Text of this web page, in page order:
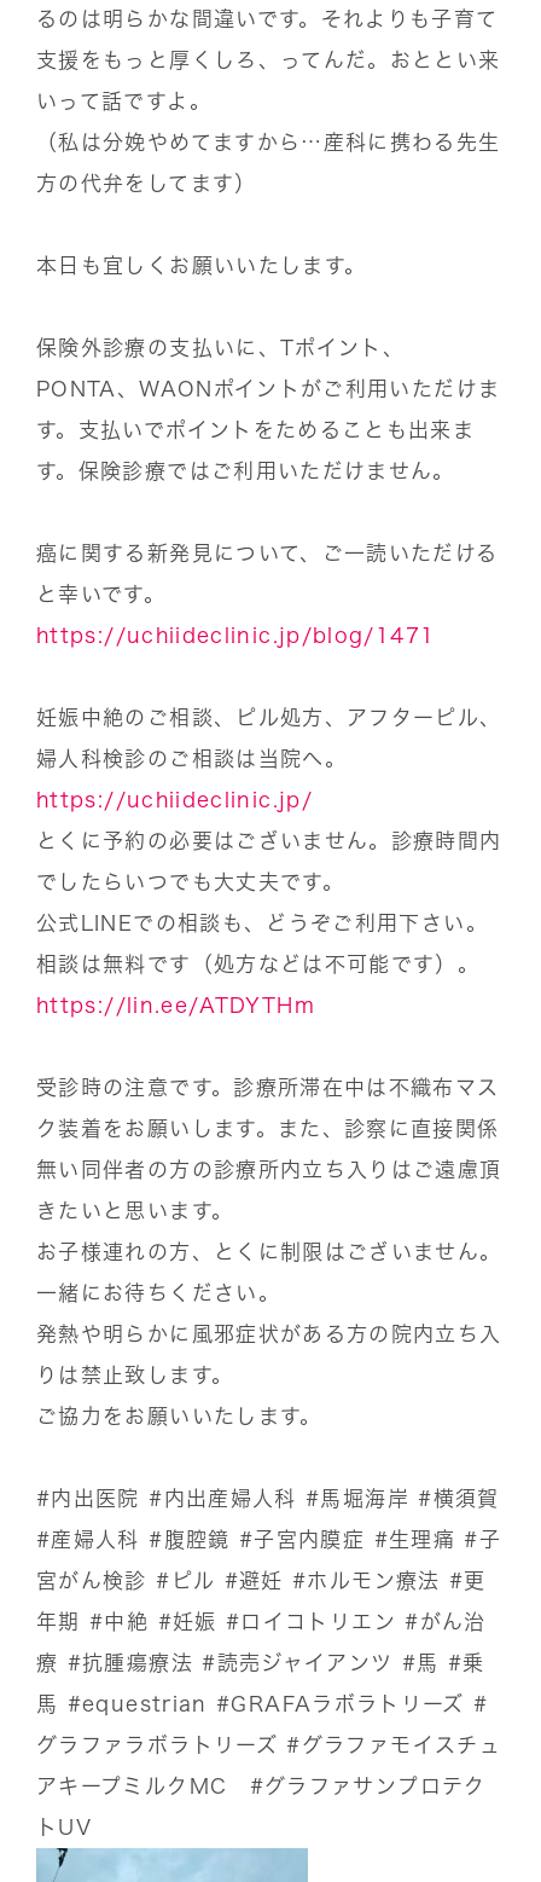
るのは明らかな間違いです。それよりも子育て
支援をもっと厚くしろ、ってんだ。おととい来
いって話ですよ。
（私は分娩やめてますから…産科に携わる先生
方の代弁をしてます）
本日も宜しくお願いいたします。
保険外診療の支払いに、Tポイント、
PONTA、WAONポイントがご利用いただけま
す。支払いでポイントをためることも出来ま
す。保険診療ではご利用いただけません。
癌に関する新発見について、ご一読いただける
と幸いです。
https://uchiideclinic.jp/blog/1471
妊娠中絶のご相談、ピル処方、アフターピル、
婦人科検診のご相談は当院へ。
https://uchiideclinic.jp/
とくに予約の必要はございません。診療時間内
でしたらいつでも大丈夫です。
公式LINEでの相談も、どうぞご利用下さい。
相談は無料です（処方などは不可能です）。
https://lin.ee/ATDYTHm
受診時の注意です。診療所滞在中は不織布マス
ク装着をお願いします。また、診察に直接関係
無い同伴者の方の診療所内立ち入りはご遠慮頂
きたいと思います。
お子様連れの方、とくに制限はございません。
一緒にお待ちください。
発熱や明らかに風邪症状がある方の院内立ち入
りは禁止致します。
ご協力をお願いいたします。
#内出医院 #内出産婦人科 #馬堀海岸 #横須賀
#産婦人科 #腹腔鏡 #子宮内膜症 #生理痛 #子
宮がん検診 #ピル #避妊 #ホルモン療法 #更
年期
#中絶 #妊娠 #ロイコトリエン #がん治
療 #抗腫瘍療法 #読売ジャイアンツ #馬
#乗
馬
#equestrian #GRAFAラボラトリーズ #
グラファラボラトリーズ #グラファモイスチュ
アキープミルクMC
#グラファサンプロテク
トUV